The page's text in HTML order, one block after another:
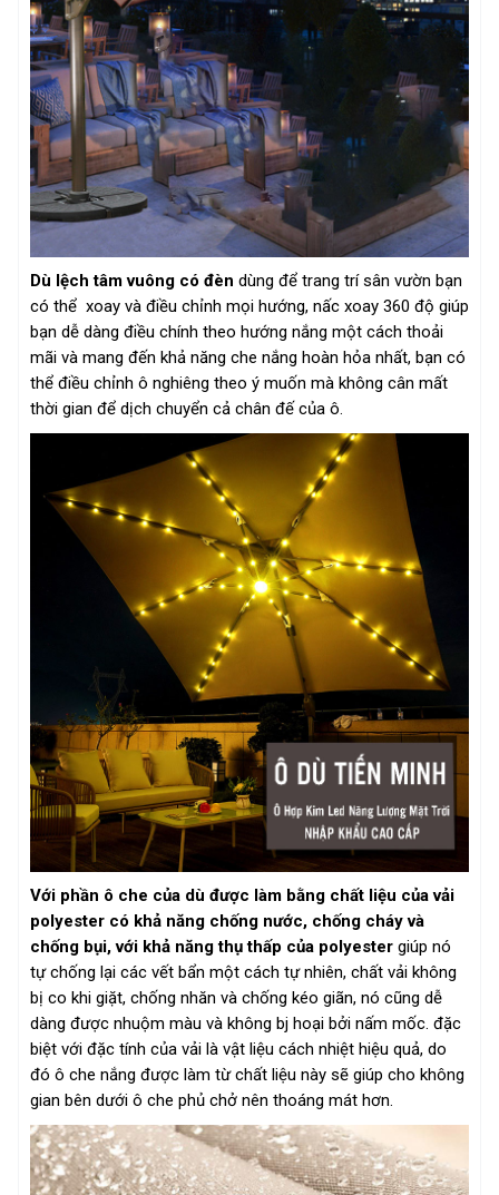
Dù lệch tâm vuông có đèn dùng để trang trí sân vườn bạn
có thể xoay và điều chỉnh mọi hướng, nấc xoay 360 độ giúp
bạn dễ dàng điều chính theo hướng nắng một cách thoải
mãi và mang đến khả năng che nắng hoàn hỏa nhất, bạn có
thể điều chỉnh ô nghiêng theo ý muốn mà không cân mất
thời gian để dịch chuyển cả chân đế của ô.
Với phần ô che của dù được làm bằng chất liệu của vải
polyester có khả năng chống nước, chống cháy và
chống bụi, với khả năng thụ thấp của polyester giúp nó
tự chống lại các vết bẩn một cách tự nhiên, chất vải không
bị co khi giặt, chống nhăn và chống kéo giãn, nó cũng dễ
dàng được nhuộm màu và không bj hoại bởi nấm mốc. đặc
biệt với đặc tính của vải là vật liệu cách nhiệt hiệu quả, do
đó ô che nắng được làm từ chất liệu này sẽ giúp cho không
gian bên dưới ô che phủ chở nên thoáng mát hơn.